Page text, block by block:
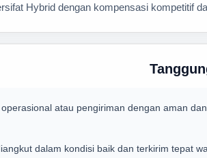
Hybrid dengan kompensasi kompetitif
atau pengiriman dengan aman
dalam kondisi baik dan terkirim tepat